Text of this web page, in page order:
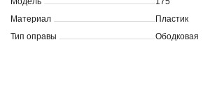
Материал
Пластик
Тип оправы
Ободковая